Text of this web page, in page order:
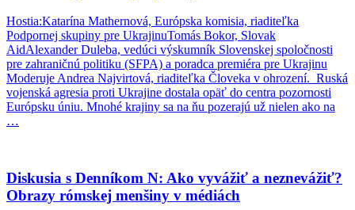
Hostia:Katarína Mathernová, Európska komisia, riaditeľka
Podpornej skupiny pre UkrajinuTomás Bokor, Slovak
AidAlexander Duleba, vedúci výskumník Slovenskej spoločnosti
pre zahraničnú politiku (SFPA) a poradca premiéra pre Ukrajinu
Moderuje Andrea Najvirtová, riaditeľka Človeka v ohrození. Ruská
vojenská agresia proti Ukrajine dostala opäť do centra pozornosti
Európsku úniu. Mnohé krajiny sa na ňu pozerajú už nielen ako na
…
Diskusia s Denníkom N: Ako vyvážiť a neznevážiť?
Obrazy rómskej menšiny v médiách